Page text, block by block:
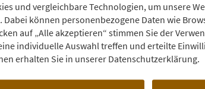
und vergleichbare Technologien, um unsere
können personenbezogene Daten wie
auf „Alle akzeptieren“ stimmen Sie der
individuelle Auswahl treffen und erteilte
erhalten Sie in unserer Datenschutzerklärung.